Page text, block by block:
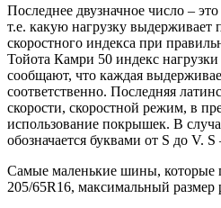
Последнее двузначное число –
т.е. какую нагрузку выдерживает
скоростного индекса при
Тойота Камри 50 индекс
сообщают, что каждая
соответственно. Последняя
скорости, скоростной режим, в
использование покрышек. В
обозначается буквами от S до V.
Самые маленькие шины, которые
205/65R16, максимальный размер